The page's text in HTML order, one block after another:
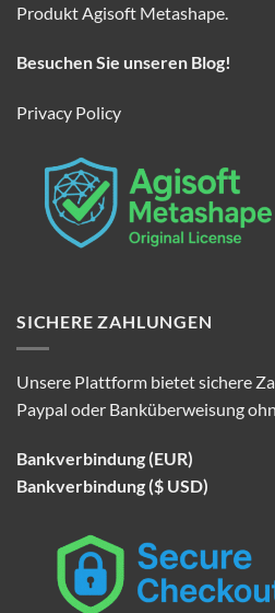
Produkt Agisoft Metashape.
Besuchen Sie unseren Blog!
Privacy Policy
SICHERE ZAHLUNGEN
Unsere Plattform bietet sichere
Paypal oder Banküberweisung
Bankverbindung (EUR)
Bankverbindung ($ USD)